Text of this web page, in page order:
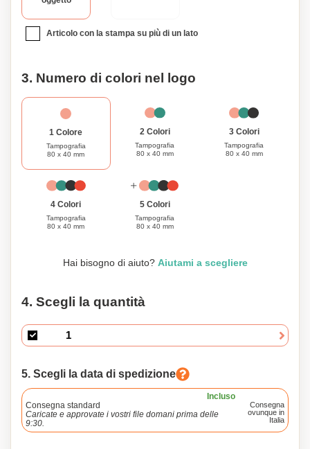
Articolo con la stampa su più di un lato
3. Numero di colori nel logo
1 Colore
Tampografia
80 x 40 mm
2 Colori
Tampografia
80 x 40 mm
3 Colori
Tampografia
80 x 40 mm
4 Colori
Tampografia
80 x 40 mm
5 Colori
Tampografia
80 x 40 mm
Hai bisogno di aiuto? Aiutami a scegliere
4. Scegli la quantità
5. Scegli la data di spedizione
Incluso
Consegna standard
Caricate e approvate i vostri file domani prima delle
9:30.
Consegna
ovunque in
Italia